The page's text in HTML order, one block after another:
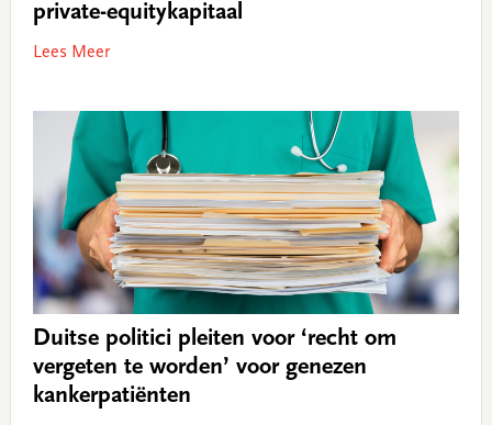
private-equitykapitaal
Lees Meer
Duitse politici pleiten voor ‘recht om
vergeten te worden’ voor genezen
kankerpatiënten